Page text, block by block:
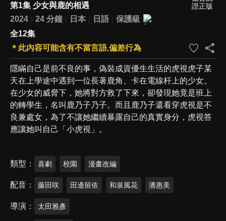
第1集 少女與鹿的相遇
2024
24 分鐘 日本 日語
保護級
全12集
＊此內容可能含有不當言語,偏差行為
隱瞞自己是前不良的事，偽裝成資優生生活的虎視虎子某
天在上學途中遇到一位長著鹿角、卡在電線杆上的少女。
在少女的威脅下，她將對方救了下來，卻發現她竟是班上
的轉學生，名叫鹿乃子乃子。而且鹿乃子還看穿虎視是不
良兼處女，為了不讓她繼續暴露自己的真實身分，虎視答
應讓她叫自己「小虎視」。
類型 喜劇 校園 漫畫改編
配音 藤田咲 田邊留依 和泉風花 潘惠美
導演 太田雅彥